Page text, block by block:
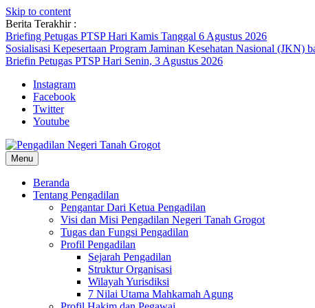
Skip to content
Berita Terakhir :
Briefing Petugas PTSP Hari Kamis Tanggal 6 Agustus 2026
Sosialisasi Kepesertaan Program Jaminan Kesehatan Nasional (JKN)
Briefin Petugas PTSP Hari Senin, 3 Agustus 2026
Instagram
Facebook
Twitter
Youtube
Menu
Beranda
Tentang Pengadilan
Pengantar Dari Ketua Pengadilan
Visi dan Misi Pengadilan Negeri Tanah Grogot
Tugas dan Fungsi Pengadilan
Profil Pengadilan
Sejarah Pengadilan
Struktur Organisasi
Wilayah Yurisdiksi
7 Nilai Utama Mahkamah Agung